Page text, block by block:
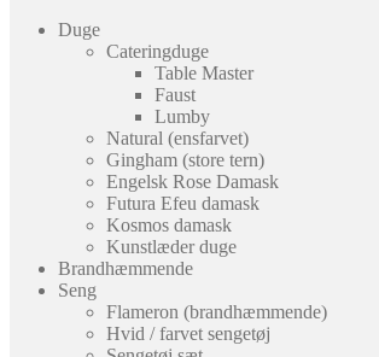
Duge
Cateringduge
Table Master
Faust
Lumby
Natural (ensfarvet)
Gingham (store tern)
Engelsk Rose Damask
Futura Efeu damask
Kosmos damask
Kunstlæder duge
Brandhæmmende
Seng
Flameron (brandhæmmende)
Hvid / farvet sengetøj